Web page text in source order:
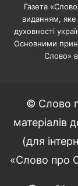
Газета
виданням, яке
духовності
Основними
Слово» в
© Слово
матеріалів
(для
«Слово про